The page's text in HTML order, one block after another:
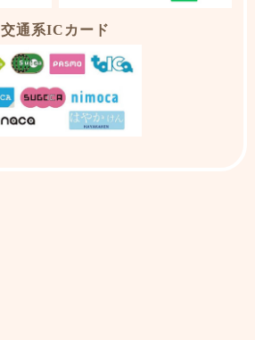
交通系ICカード